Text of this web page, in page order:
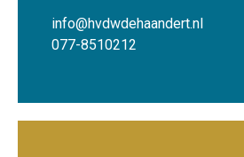
info@hvdwdehaandert.nl
077-8510212